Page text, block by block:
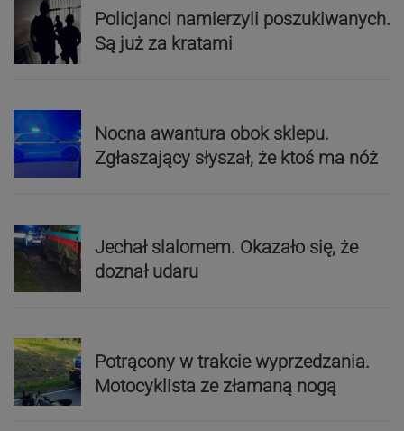
Policjanci namierzyli poszukiwanych.
Są już za kratami
Nocna awantura obok sklepu.
Zgłaszający słyszał, że ktoś ma nóż
Jechał slalomem. Okazało się, że
doznał udaru
Potrącony w trakcie wyprzedzania.
Motocyklista ze złamaną nogą